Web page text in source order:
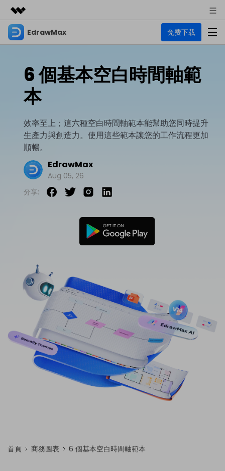
精選產品
實用工具
解決方案
關於我們
新聞中心
EdrawMax 免费下载
EdrawMax
專業的甘特圖工具
圖表
商業用途
流程圖
技術用途
設計用途
平面圖
所有圖表類型>>
資源
資源範本
EdrawMax 社區
文章内容
支援
教程
商業
搜索
6 個基本空白時間軸範
本
效率至上；這六種空白時間軸範本能幫助您同時提升
生產力與創造力。使用這些範本讓您的工作流程更加
順暢。
EdrawMax
Aug 05, 26
分享:
首頁 商務圖表 6 個基本空白時間軸範本